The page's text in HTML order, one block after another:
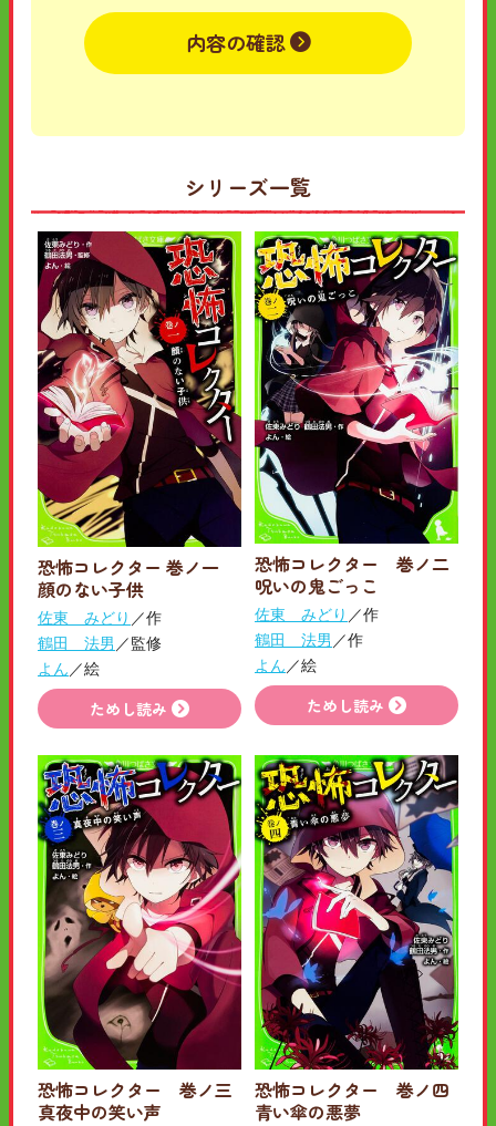
内容の確認
シリーズ一覧
恐怖コレクター 巻ノ一
顔のない子供
佐東 みどり ／作
鶴田 法男 ／監修
よん ／絵
ためし読み
恐怖コレクター 巻ノ二
呪いの鬼ごっこ
佐東 みどり ／作
鶴田 法男 ／作
よん ／絵
ためし読み
恐怖コレクター 巻ノ三
真夜中の笑い声
恐怖コレクター 巻ノ四
青い傘の悪夢